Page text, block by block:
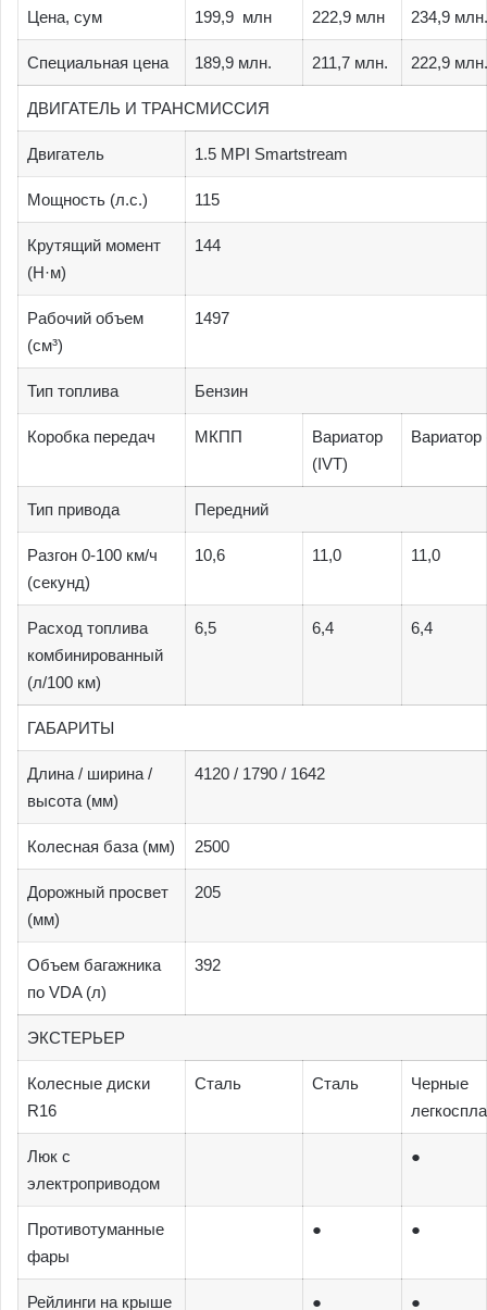
Цена, сум 199,9 млн 222,9 млн 234,9 млн.
Специальная цена 189,9 млн. 211,7 млн. 222,9 млн.
ДВИГАТЕЛЬ И ТРАНСМИССИЯ
Двигатель 1.5 MPI Smartstream
Мощность (л.с.) 115
Крутящий момент
(Н·м)
144
Рабочий объем
(см³)
1497
Тип топлива Бензин
Коробка передач МКПП
Вариатор
(IVT)
Вариатор
Тип привода Передний
Разгон 0-100 км/ч
(секунд)
10,6 11,0 11,0
Расход топлива
комбинированный
(л/100 км)
6,5 6,4 6,4
ГАБАРИТЫ
Длина / ширина /
высота (мм)
4120 / 1790 / 1642
Колесная база (мм) 2500
Дорожный просвет
(мм)
205
Объем багажника
по VDA (л)
392
ЭКСТЕРЬЕР
Колесные диски
R16
Сталь Сталь
Черные
Люк с
электроприводом
●
Противотуманные
фары
● ●
Рейлинги на крыше ● ●